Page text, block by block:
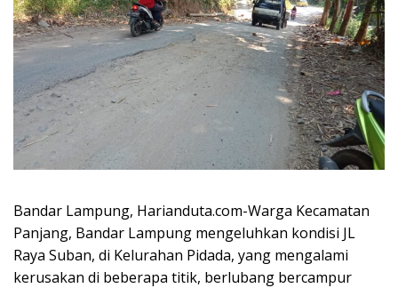
Bandar Lampung, Harianduta.com-Warga Kecamatan
Panjang, Bandar Lampung mengeluhkan kondisi JL
Raya Suban, di Kelurahan Pidada, yang mengalami
kerusakan di beberapa titik, berlubang bercampur